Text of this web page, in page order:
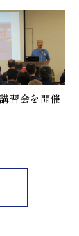
習会を開催